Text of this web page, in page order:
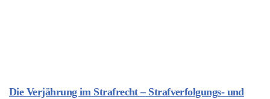
Die Verjährung im Strafrecht – Strafverfolgungs- und